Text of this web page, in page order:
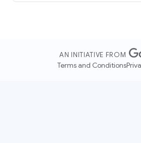
AN INITIATIVE FROM
Terms and Conditions